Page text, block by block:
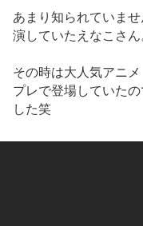
あまり知られていま
演していたえなこさん
その時は大人気アニ
プレで登場していた
した笑